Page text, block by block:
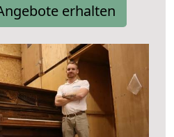
erhalten